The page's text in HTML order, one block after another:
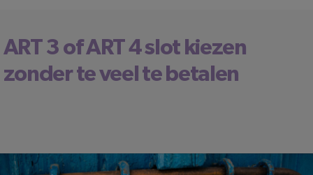
ART 3 of ART 4 slot kiezen
zonder te veel te betalen